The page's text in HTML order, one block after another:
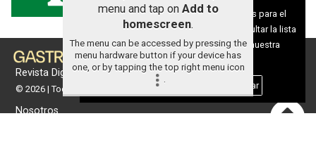
Revista Digital de gastronomía
© 2026 | Todos los derechos reservados
Nosotros
menu and tap on Add to
homescreen.
The menu can be accessed by pressing the
menu hardware button if your device has
one, or by tapping the top right menu icon
.
Utilizamos cookies nuestras y de terceros para el
funcionamiento del digital. Puedes consultar la lista
de cookies y como desconectarlas. Ver nuestra
Política de Privacidad y Cookies
Aceptar Cookies Personalizar